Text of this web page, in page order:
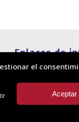
el
Aceptar
Enlaces de
Política de
Política de
Información legal
Canal de